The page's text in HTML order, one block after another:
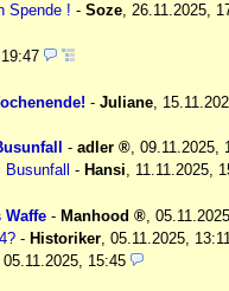
Spende ! - Soze, 26.11.2025,
- Juliane
- adler , 09.11.2025,
- Hansi, 11.11.2025,
- Manhood ,
- Historiker, 05.11.2025,
05.11.2025, 15:45